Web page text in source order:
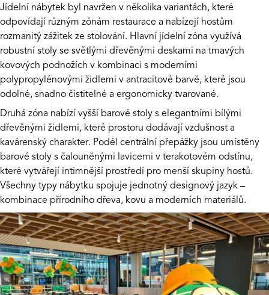
Jídelní nábytek byl navržen v několika variantách, které
odpovídají různým zónám restaurace a nabízejí hostům
rozmanitý zážitek ze stolování. Hlavní jídelní zóna využívá
robustní stoly se světlými dřevěnými deskami na tmavých
kovových podnožích v kombinaci s moderními
polypropylénovými židlemi v antracitové barvě, které jsou
odolné, snadno čistitelné a ergonomicky tvarované.
Druhá zóna nabízí vyšší barové stoly s elegantními bílými
dřevěnými židlemi, které prostoru dodávají vzdušnost a
kavárenský charakter. Podél centrální přepážky jsou umístěny
barové stoly s čalouněnými lavicemi v terakotovém odstínu,
které vytvářejí intimnější prostředí pro menší skupiny hostů.
Všechny typy nábytku spojuje jednotný designový jazyk –
kombinace přírodního dřeva, kovu a moderních materiálů.